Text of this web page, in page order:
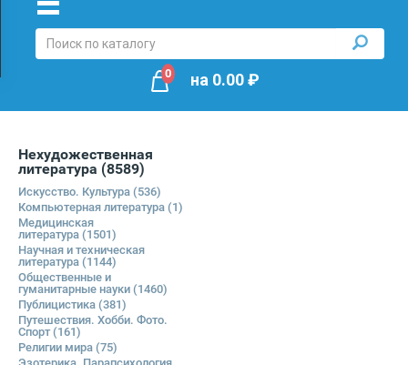
0 на 0.00₽
Нехудожественная
литература (8589)
Искусство. Культура (536)
Компьютерная литература (1)
Медицинская
литература (1501)
Научная и техническая
литература (1144)
Общественные и
гуманитарные науки (1460)
Публицистика (381)
Путешествия. Хобби. Фото.
Спорт(161)
Религии мира (75)